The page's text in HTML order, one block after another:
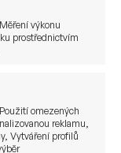
výkonu
prostřednictvím
omezených
reklamu,
Vytváření profilů
vložený